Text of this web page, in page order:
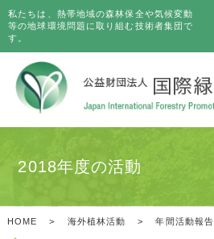
私たちは、熱帯地域の森林保全や気候変動
等の地球環境問題に取り組む技術者集団で
す。
2018年度の活動
HOME > 海外植林活動 > 年間活動報告